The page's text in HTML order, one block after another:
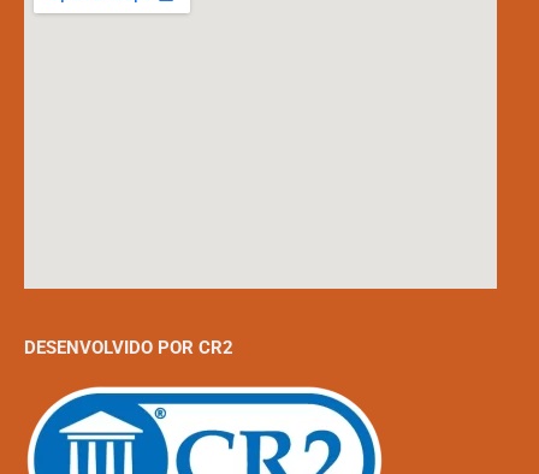
DESENVOLVIDO POR CR2